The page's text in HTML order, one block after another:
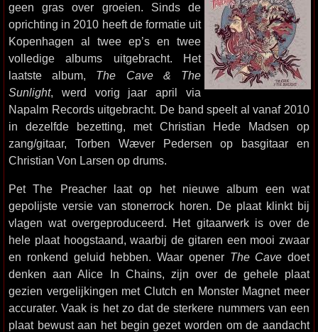
geen gras over groeien. Sinds de
oprichting in 2010 heeft de formatie uit
Kopenhagen al twee ep’s en twee
volledige albums uitgebracht. Het
laatste album, The Cave & The
Sunlight, werd vorig jaar april via
Napalm Records uitgebracht. De band speelt al vanaf 2010
in dezelfde bezetting, met Christian Hede Madsen op
zang/gitaar, Torben Wæver Pedersen op basgitaar en
Christian Von Larsen op drums.
Pet The Preacher laat op het nieuwe album een wat
gepolijste versie van stonerrock horen. De plaat klinkt bij
vlagen wat overgeproduceerd. Het gitaarwerk is over de
hele plaat hoogstaand, waarbij de gitaren een mooi zwaar
en ronkend geluid hebben. Waar opener The Cave doet
denken aan Alice In Chains, zijn over de gehele plaat
gezien vergelijkingen met Clutch en Monster Magnet meer
accurater. Vaak is het zo dat de sterkere nummers van een
plaat bewust aan het begin gezet worden om de aandacht